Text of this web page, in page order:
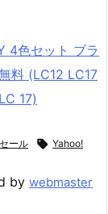
4色セット ブラ
料 (LC12 LC17
17)
セール  Yahoo!
by webmaster